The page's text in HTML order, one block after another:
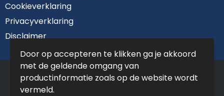
Cookieverklaring
Privacyverklaring
Disclaimer
© Copyright De Jong Reclame 2025
Door op accepteren te klikken ga je akkoord
met de geldende omgang van
productinformatie zoals op de website wordt
vermeld.